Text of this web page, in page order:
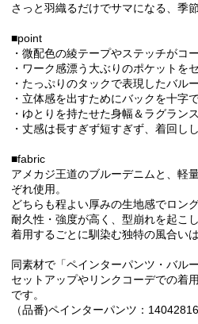
さっと羽織るだけでサマになる、季
■point
・微配色の綾テープやステッチがコ
・ワーク感漂う大ぶりのポケットを
・たっぷりのタックで表現したバル
・立体感を出すためにバックを十字
・ゆとりを持たせた身幅＆ラグラン
・丈感は長すぎず短すぎず、着回し
■fabric
アメカジ王道のブルーデニムと、軽
ぞれ使用。
どちらも程よい厚みの生地感でロン
耐久性・強度が高く、型崩れを起こ
着用するごとに馴染む独特の風合い
同素材で「ペインターパンツ・バル
セットアップやリンクコーデでの着
です。
（品番)ペインターパンツ：